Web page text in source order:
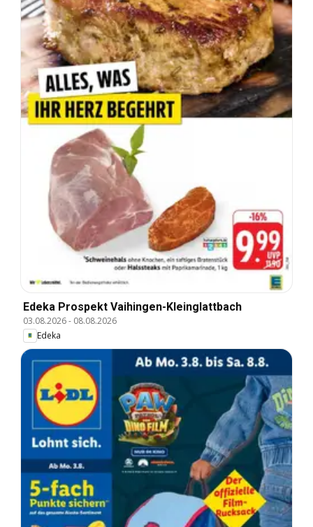
Edeka Prospekt Vaihingen-Kleinglattbach
03.08.2026- 08.08.2026
Edeka